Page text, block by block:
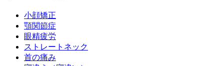
小顔矯正
顎関節症
眼精疲労
ストレートネック
首の痛み